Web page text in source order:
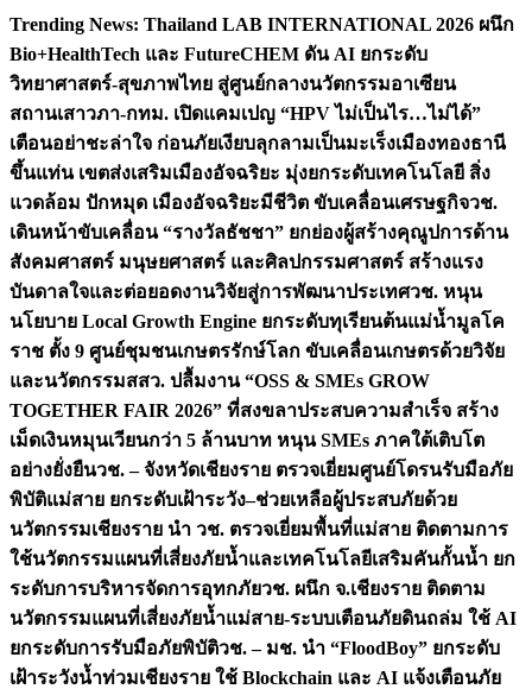
Skip
content
Trending News: Thailand LAB INTERNATIONAL 2026 ผนึก
Bio+HealthTech และ FutureCHEM ดัน AI ยกระดับ
วิทยาศาสตร์-สุขภาพไทย สู่ศูนย์กลางนวัตกรรมอาเซียน
สถานเสาวภา-กทม. เปิดแคมเปญ “HPV ไม่เป็นไร…ไม่ได้”
เตือนอย่าชะล่าใจ ก่อนภัยเงียบลุกลามเป็นมะเร็งเมืองทองธานี
ขึ้นแท่น เขตส่งเสริมเมืองอัจฉริยะ มุ่งยกระดับเทคโนโลยี สิ่ง
แวดล้อม ปักหมุด เมืองอัจฉริยะมีชีวิต ขับเคลื่อนเศรษฐกิจวช.
เดินหน้าขับเคลื่อน “รางวัลธัชชา” ยกย่องผู้สร้างคุณูปการด้าน
สังคมศาสตร์ มนุษยศาสตร์ และศิลปกรรมศาสตร์ สร้างแรง
บันดาลใจและต่อยอดงานวิจัยสู่การพัฒนาประเทศวช. หนุน
นโยบาย Local Growth Engine ยกระดับทุเรียนต้นแม่น้ำมูลโค
ราช ตั้ง 9 ศูนย์ชุมชนเกษตรรักษ์โลก ขับเคลื่อนเกษตรด้วยวิจัย
และนวัตกรรมสสว. ปลื้มงาน “OSS & SMEs GROW
TOGETHER FAIR 2026” ที่สงขลาประสบความสำเร็จ สร้าง
เม็ดเงินหมุนเวียนกว่า 5 ล้านบาท หนุน SMEs ภาคใต้เติบโต
อย่างยั่งยืนวช. – จังหวัดเชียงราย ตรวจเยี่ยมศูนย์โดรนรับมือภัย
พิบัติแม่สาย ยกระดับเฝ้าระวัง–ช่วยเหลือผู้ประสบภัยด้วย
นวัตกรรมเชียงราย นำ วช. ตรวจเยี่ยมพื้นที่แม่สาย ติดตามการ
ใช้นวัตกรรมแผนที่เสี่ยงภัยน้ำและเทคโนโลยีเสริมคันกั้นน้ำ ยก
ระดับการบริหารจัดการอุทกภัยวช. ผนึก จ.เชียงราย ติดตาม
นวัตกรรมแผนที่เสี่ยงภัยน้ำแม่สาย-ระบบเตือนภัยดินถล่ม ใช้ AI
ยกระดับการรับมือภัยพิบัติวช. – มช. นำ “FloodBoy” ยกระดับ
เฝ้าระวังน้ำท่วมเชียงราย ใช้ Blockchain และ AI แจ้งเตือนภัย